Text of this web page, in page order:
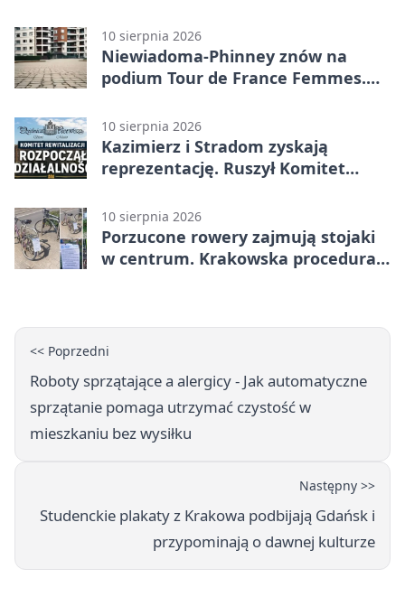
10 sierpnia 2026
Niewiadoma-Phinney znów na
podium Tour de France Femmes.
10 sierpnia 2026
Kazimierz i Stradom zyskają
reprezentację. Ruszył Komitet
10 sierpnia 2026
Porzucone rowery zajmują stojaki
w centrum. Krakowska procedura
<< Poprzedni
Roboty sprzątające a alergicy - Jak automatyczne
sprzątanie pomaga utrzymać czystość w
mieszkaniu bez wysiłku
Następny >>
Studenckie plakaty z Krakowa podbijają Gdańsk i
przypominają o dawnej kulturze